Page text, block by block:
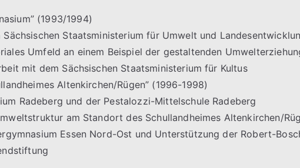
(1993/1994)
Staatsministerium für Umwelt und
Umfeld an einem Beispiel der gestaltenden
mit dem Sächsischen Staatsministerium für Kultus
Altenkirchen/Rügen” (1996-1998)
Radeberg und der Pestalozzi-Mittelschule Radeberg
am Standort des Schullandheimes Altenkirchen/
Essen Nord-Ost und Unterstützung der Robert-